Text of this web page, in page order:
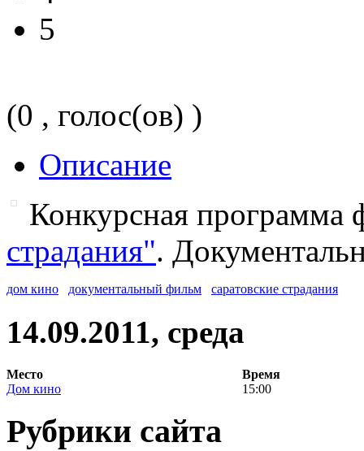
5
(0 , голос(ов) )
Описание
Конкурсная программа
страдания".
дом кино документальный фильм саратовские страдания
14.09.2011, среда
Место
Время
Дом кино
15:00
Рубрики сайта